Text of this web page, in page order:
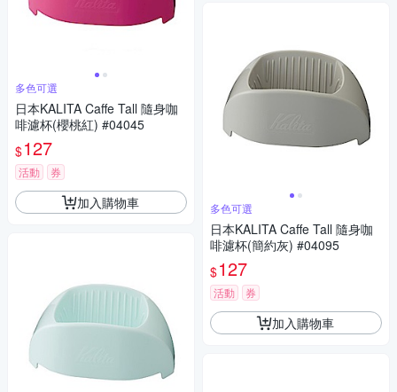
多色可選
日本KALITA Caffe Tall 隨身咖
啡濾杯(櫻桃紅) #04045
$127
活動 券
加入購物車 多色可選
日本KALITA Caffe Tall 隨身咖
啡濾杯(簡約灰) #04095
$127
活動 券
加入購物車